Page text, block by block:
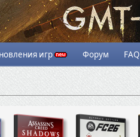
игр Форум FAQ